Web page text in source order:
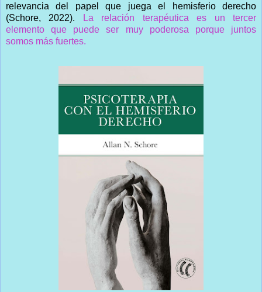
relevancia del papel que juega el hemisferio derecho
(Schore, 2022).
La relación terapéutica es un tercer
elemento que puede ser muy poderosa porque juntos
somos más fuertes.